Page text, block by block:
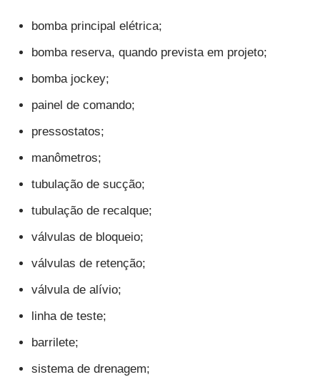
bomba principal elétrica;
bomba reserva, quando prevista em projeto;
bomba jockey;
painel de comando;
pressostatos;
manômetros;
tubulação de sucção;
tubulação de recalque;
válvulas de bloqueio;
válvulas de retenção;
válvula de alívio;
linha de teste;
barrilete;
sistema de drenagem;